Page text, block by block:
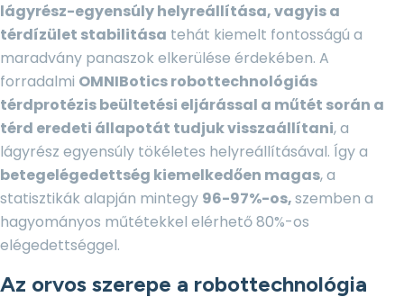
lágyrész-egyensúly helyreállítása, vagyis a
térdízület stabilitása tehát kiemelt fontosságú a
maradvány panaszok elkerülése érdekében. A
forradalmi OMNIBotics robottechnológiás
térdprotézis beültetési eljárással a műtét során a
térd eredeti állapotát tudjuk visszaállítani, a
lágyrész egyensúly tökéletes helyreállításával. Így a
betegelégedettség kiemelkedően magas, a
statisztikák alapján mintegy 96-97%-os,szemben a
hagyományos műtétekkel elérhető 80%-os
elégedettséggel.
Az orvos szerepe a robottechnológia